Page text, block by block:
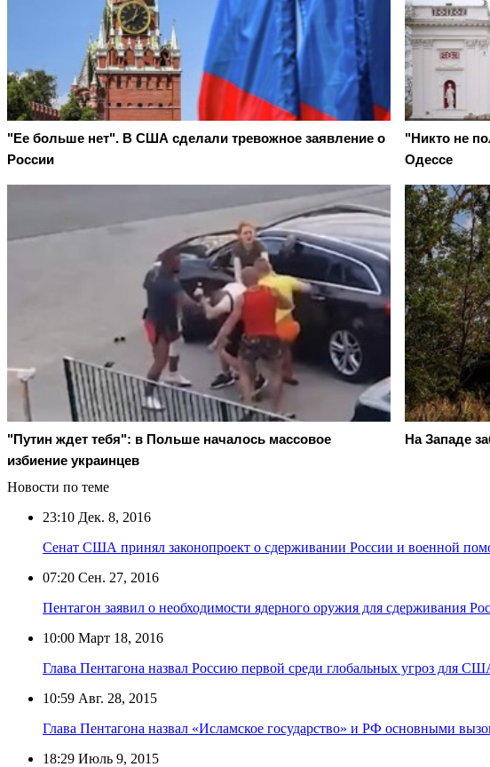
"Ее больше нет". В США сделали тревожное заявление о
России
"Никто не
Одессе
"Путин ждет тебя": в Польше началось массовое
избиение украинцев
На Западе
Новости по теме
23:10 Дек. 8, 2016
Сенат США принял законопроект о сдерживании России и военной
07:20 Сен. 27, 2016
Пентагон заявил о необходимости ядерного оружия для сдерживания
10:00 Март 18, 2016
Глава Пентагона назвал Россию первой среди глобальных угроз для
10:59 Авг. 28, 2015
Глава Пентагона назвал «Исламское государство» и РФ основными
18:29 Июль 9, 2015